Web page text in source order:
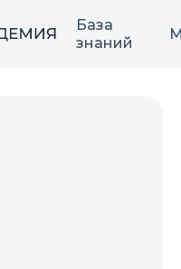
База
знаний